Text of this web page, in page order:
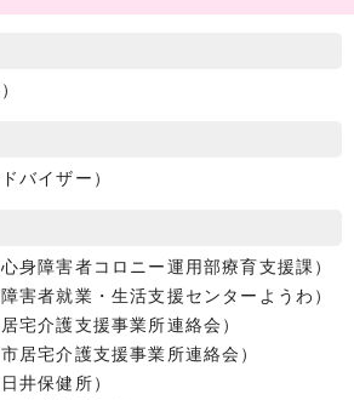
バイザー）
身障害者コロニー運用部療育支援課）
害者就業・生活支援センターようわ）
宅介護支援事業所連絡会）
居宅介護支援事業所連絡会）
井保健所）